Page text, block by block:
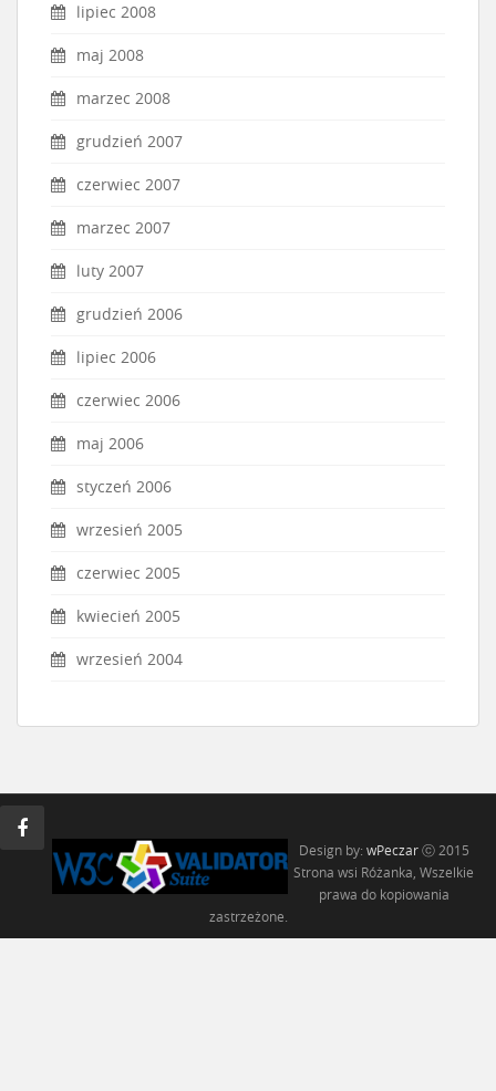
lipiec 2008
maj 2008
marzec 2008
grudzień 2007
czerwiec 2007
marzec 2007
luty 2007
grudzień 2006
lipiec 2006
czerwiec 2006
maj 2006
styczeń 2006
wrzesień 2005
czerwiec 2005
kwiecień 2005
wrzesień 2004
Design by: wPeczar ⓒ 2015
Strona wsi Różanka, Wszelkie
prawa do kopiowania
zastrzeżone.